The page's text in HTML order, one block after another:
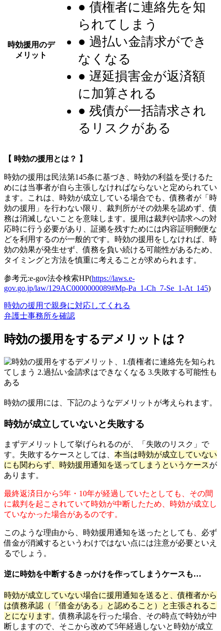
時効援用のデ
メリット
● 債権者に連絡先を知
られてしまう
● 過払い金請求ができ
なくなる
● 遅延損害金が返済額
に加算される
● 残債が一括請求され
るリスクがある
【 時効の援用とは？ 】
時効の援用は民法第145条に基づき、時効の利益を受けるた
めには当事者が自ら主張しなければならないと定められてい
ます。これは、時効が成立している場合でも、債務者が「時
効の援用」を行わない限り、裁判所がその効果を認めず、債
務は消滅しないことを意味します。援用は裁判や請求への対
応時に行う必要があり、証拠を残すためには内容証明郵便な
どを利用するのが一般的です。時効の援用をしなければ、時
効の効果が発生せず、債務を負い続ける可能性があるため、
タイミングと方法を慎重に考えることが求められます。
参考元:e-gov法令検索HP(https://laws.e-
gov.go.jp/law/129AC0000000089#Mp-Pa_1-Ch_7-Se_1-At_145)
時効の援用で親身に対応してくれる
弁護士事務所を確認
時効の援用をするデメリットは？
時効の援用には、下記のようなデメリットが考えられます。
時効が成立していないと失敗する
まずデメリットして挙げられるのが、「失敗のリスク」で
す。失敗するケースとしては、 本当は時効が成立していない
にも関わらず、時効援用通知を送ってしまうというケースが
あります。
最終返済日から5年・10年が経過していたとしても、その間
に裁判を起こされていて時効が中断したため、時効が成立し
ていなかった場合があるのです。
このような理由から、時効援用通知を送ったとしても、必ず
借金が消滅するというわけではない点には注意が必要といえ
るでしょう。
逆に時効を中断するきっかけを作ってしまうケースも…
時効が成立していない場合に援用通知を送ると、債権者から
は債務承認（「借金がある」と認めること）と主張されるこ
とになります。債務承認を行った場合、その時点で時効が中
断しますので、そこから改めて5年経過しないと時効が成立